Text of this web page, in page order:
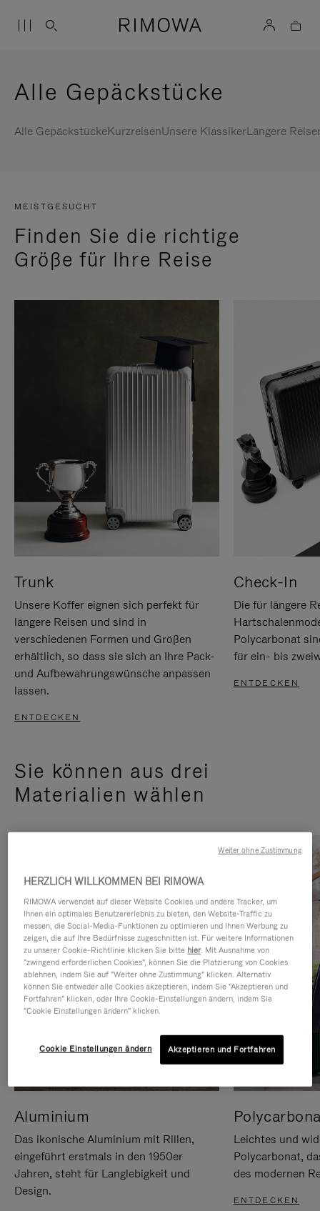
Alle Gepäckstücke
Alle GepäckstückeKurzreisenUnsere KlassikerLängere
MEISTGESUCHT
Finden Sie die richtige
Größe für Ihre Reise
Trunk
Unsere Koffer eignen sich perfekt für
längere Reisen und sind in
verschiedenen Formen und Größen
erhältlich, so dass sie sich an Ihre Pack-
und Aufbewahrungswünsche anpassen
lassen.
ENTDECKEN
Check-In
Die für längere
Polycarbonat
für ein- bis
ENTDECKEN
Sie können aus drei
Materialien wählen
Aluminium
Das ikonische Aluminium mit Rillen,
eingeführt erstmals in den 1950er
Jahren, steht für Langlebigkeit und
Design.
Leichtes und
Polycarbonat,
des modernen
ENTDECKEN
HERZLICH WILLKOMMEN BEI RIMOWA
RIMOWA verwendet auf dieser Website Cookies und andere Tracker, um
Ihnen ein optimales Benutzererlebnis zu bieten, den Website-Traffic zu
messen, die Social-Media-Funktionen zu optimieren und Ihnen Werbung zu
zeigen, die auf Ihre Bedürfnisse zugeschnitten ist. Für weitere Informationen
zu unserer Cookie-Richtlinie klicken Sie bitte hier. Mit Ausnahme von
"zwingend erforderlichen Cookies", können Sie die Platzierung von Cookies
ablehnen, indem Sie auf "Weiter ohne Zustimmung" klicken. Alternativ
können Sie entweder alle Cookies akzeptieren, indem Sie "Akzeptieren und
Fortfahren" klicken, oder Ihre Cookie-Einstellungen ändern, indem Sie
"Cookie Einstellungen ändern" klicken.
Cookie Einstellungen ändern Akzeptieren und Fortfahren
Weiter ohne Zustimmung